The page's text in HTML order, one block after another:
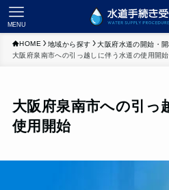
MENU
HOME 地域から探す
大阪府水道の開始・
大阪府泉南市への引っ越しに伴う水道の使用開始
大阪府泉南市への引っ
使用開始